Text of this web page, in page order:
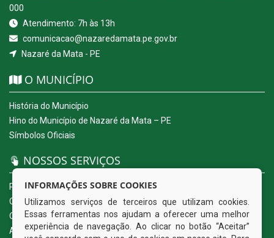
000
Atendimento: 7h às 13h
comunicacao@nazaredamata.pe.gov.br
Nazaré da Mata - PE
O MUNICÍPIO
História do Município
Hino do Município de Nazaré da Mata – PE
Símbolos Oficiais
NOSSOS SERVIÇOS
Portal da Transparência
Carta de Serviços ao Usuário
Ouvidoria Eletrônica
Acesso a Informação (eSIC)
INFORMAÇÕES SOBRE COOKIES
Utilizamos serviços de terceiros que utilizam cookies.
Essas ferramentas nos ajudam a oferecer uma melhor
experiência de navegação. Ao clicar no botão “Aceitar”